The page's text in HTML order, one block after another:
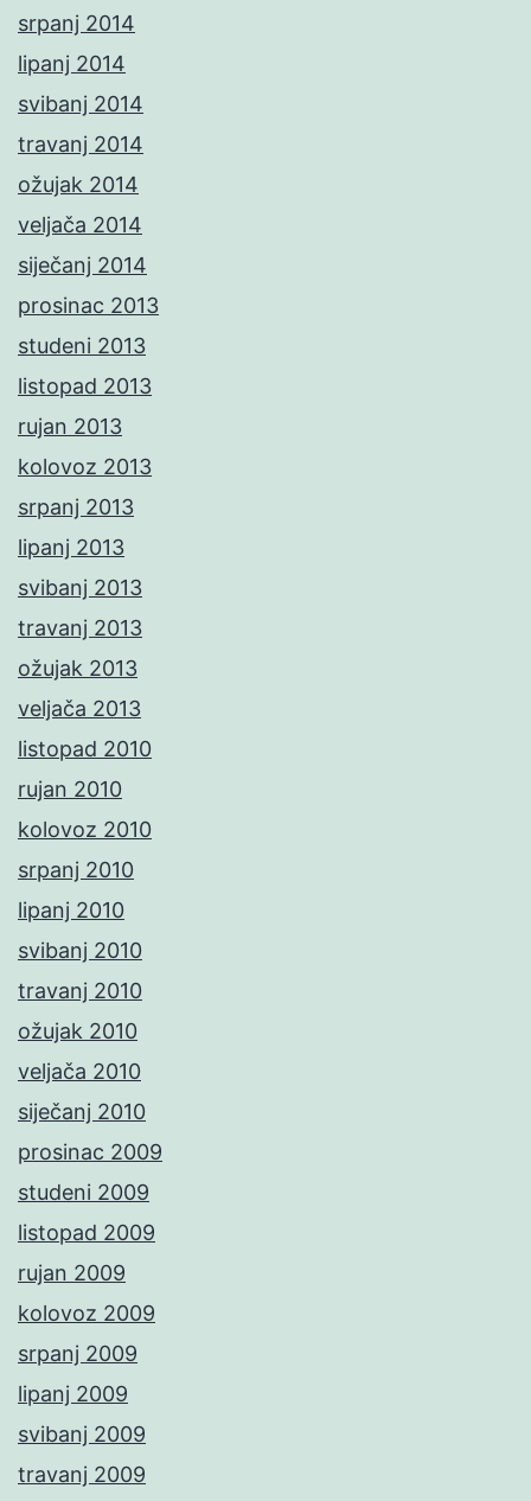
srpanj 2014
lipanj 2014
svibanj 2014
travanj 2014
ožujak 2014
veljača 2014
siječanj 2014
prosinac 2013
studeni 2013
listopad 2013
rujan 2013
kolovoz 2013
srpanj 2013
lipanj 2013
svibanj 2013
travanj 2013
ožujak 2013
veljača 2013
listopad 2010
rujan 2010
kolovoz 2010
srpanj 2010
lipanj 2010
svibanj 2010
travanj 2010
ožujak 2010
veljača 2010
siječanj 2010
prosinac 2009
studeni 2009
listopad 2009
rujan 2009
kolovoz 2009
srpanj 2009
lipanj 2009
svibanj 2009
travanj 2009